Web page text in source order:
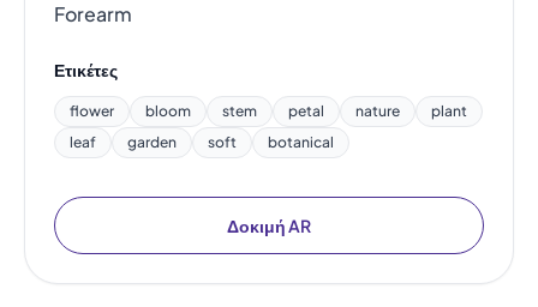
Forearm
Ετικέτες
flower bloom stem petal nature
plant
leaf
garden soft botanical
Δοκιμή AR